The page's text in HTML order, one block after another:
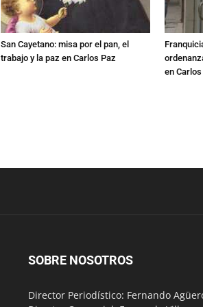
San Cayetano: misa por el pan, el
trabajo y la paz en Carlos Paz
en Carlos
SOBRE NOSOTROS
Director Periodístico: Fernando